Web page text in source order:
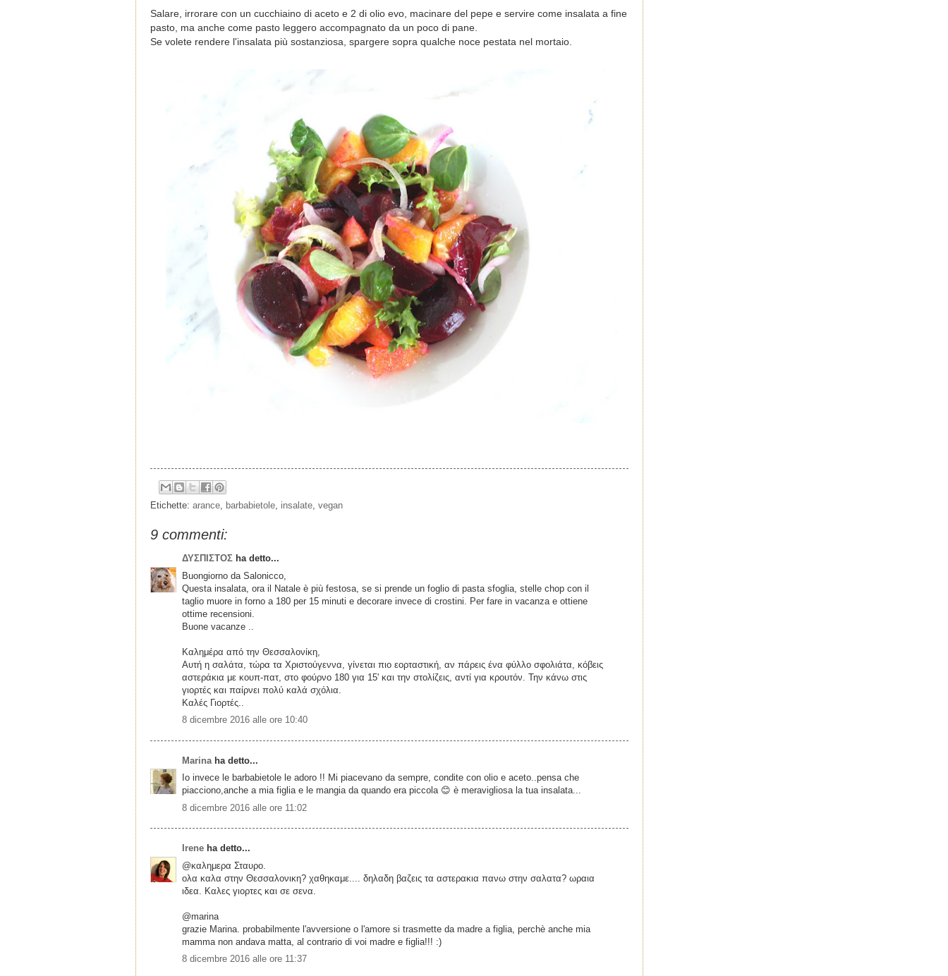
Salare, irrorare con un cucchiaino di aceto e 2 di olio evo, macinare del pepe e servire come insalata a fine
pasto, ma anche come pasto leggero accompagnato da un poco di pane.
Se volete rendere l'insalata più sostanziosa, spargere sopra qualche noce pestata nel mortaio.
Etichette: arance, barbabietole, insalate, vegan
9 commenti:
ΔΥΣΠΙΣΤΟΣ ha detto...
Buongiorno da Salonicco,
Questa insalata, ora il Natale è più festosa, se si prende un foglio di pasta sfoglia, stelle chop con il
taglio muore in forno a 180 per 15 minuti e decorare invece di crostini. Per fare in vacanza e ottiene
ottime recensioni.
Buone vacanze ..
Καλημέρα από την Θεσσαλονίκη,
Αυτή η σαλάτα, τώρα τα Χριστούγεννα, γίνεται πιο εορταστική, αν πάρεις ένα φύλλο σφολιάτα, κόβεις
αστεράκια με κουπ-πατ, στο φούρνο 180 για 15' και την στολίζεις, αντί για κρουτόν. Την κάνω στις
γιορτές και παίρνει πολύ καλά σχόλια.
Καλές Γιορτές..
8 dicembre 2016 alle ore 10:40
Marina ha detto...
Io invece le barbabietole le adoro !! Mi piacevano da sempre, condite con olio e aceto..pensa che
piacciono,anche a mia figlia e le mangia da quando era piccola 😊 è meravigliosa la tua insalata...
8 dicembre 2016 alle ore 11:02
Irene ha detto...
@καλημερα Σταυρο.
ολα καλα στην Θεσσαλονικη? χαθηκαμε.... δηλαδη βαζεις τα αστερακια πανω στην σαλατα? ωραια
ιδεα. Καλες γιορτες και σε σενα.
@marina
grazie Marina. probabilmente l'avversione o l'amore si trasmette da madre a figlia, perchè anche mia
mamma non andava matta, al contrario di voi madre e figlia!!! :)
8 dicembre 2016 alle ore 11:37